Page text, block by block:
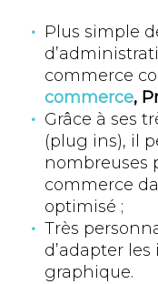
Plus simple
commerce
commerce,
Grâce à ses
(plug ins), il
nombreuses
commerce
optimisé ;
Très
d’adapter
graphique.